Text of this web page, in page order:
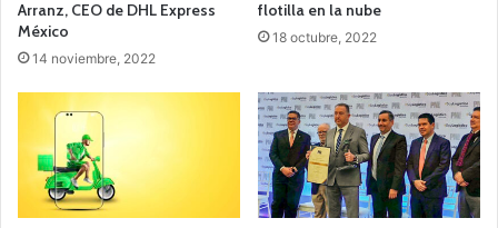
Arranz, CEO de DHL Express
México
14 noviembre, 2022
flotilla en la nube
18 octubre, 2022